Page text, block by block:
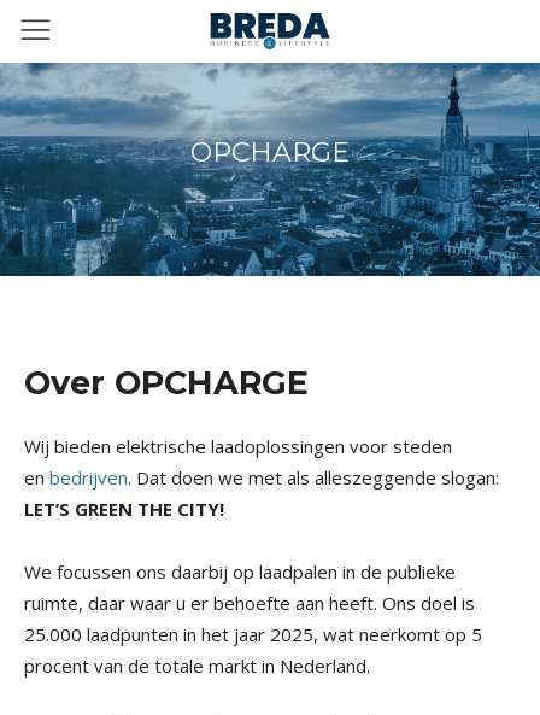
OPCHARGE
Over OPCHARGE
Wij bieden elektrische laadoplossingen voor steden
en bedrijven. Dat doen we met als alleszeggende slogan:
LET’S GREEN THE CITY!
We focussen ons daarbij op laadpalen in de publieke
ruimte, daar waar u er behoefte aan heeft. Ons doel is
25.000 laadpunten in het jaar 2025, wat neerkomt op 5
procent van de totale markt in Nederland.